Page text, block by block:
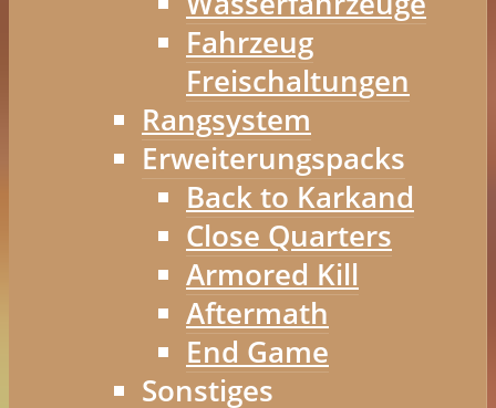
Fahrzeug
Freischaltungen
Rangsystem
Erweiterungspacks
Back to Karkand
Close Quarters
Armored Kill
Aftermath
End Game
Sonstiges